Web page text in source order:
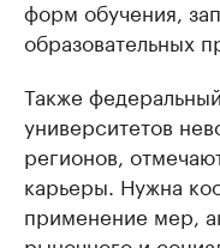
форм обучения,
образовательных
Также
университетов
регионов,
карьеры. Нужна
применение мер,